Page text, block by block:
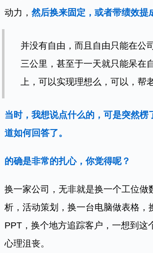
动力，然后换来固定，或者带绩效提
并没有自由，而且自由只能在公
三公里，甚至于一天就只能呆在
上，可以实现理想么，可以，帮
当时，我想说点什么的，可是突然楞
道如何回答了。
的确是非常的扎心，你觉得呢？
换一家公司，无非就是换一个工位做
析，活动策划，换一台电脑做表格，
PPT，换个地方追踪客户，一想到这
心理沮丧。